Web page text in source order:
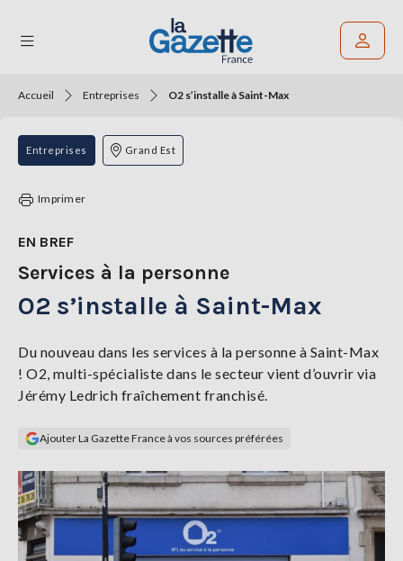
THÉMATIQUES
RÉGIONS
TENDANCES
SERVICES
GAZETTE
connecter
S'abonner
Accueil Entreprises O2 s’installe à Saint-Max
Entreprises Grand Est
Imprimer
EN BREF
Services à la personne
O2 s’installe à Saint-Max
Du nouveau dans les services à la personne à Saint-Max
! O2, multi-spécialiste dans le secteur vient d’ouvrir via
Jérémy Ledrich fraîchement franchisé.
Ajouter La Gazette France à vos sources préférées